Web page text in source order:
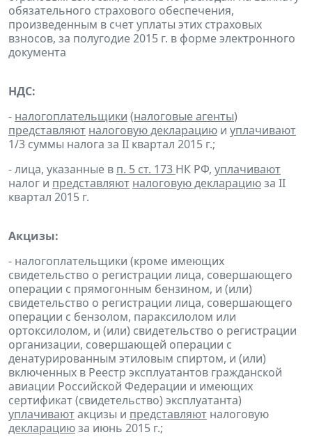
обязательного страхового обеспечения,
произведенным в счет уплаты этих страховых
взносов, за полугодие 2015 г. в форме электронного
документа
НДС:
- налогоплательщики (налоговые агенты)
представляют налоговую декларацию и уплачивают
1/3 суммы налога за II квартал 2015 г.;
- лица, указанные в п. 5 ст. 173 НК РФ, уплачивают
налог и представляют налоговую декларациюза II
квартал 2015 г.
Акцизы:
- налогоплательщики (кроме имеющих
свидетельство о регистрации лица, совершающего
операции с прямогонным бензином, и (или)
свидетельство о регистрации лица, совершающего
операции с бензолом, параксилолом или
ортоксилолом, и (или) свидетельство о регистрации
организации, совершающей операции с
денатурированным этиловым спиртом, и (или)
включенных в Реестр эксплуатантов гражданской
авиации Российской Федерации и имеющих
сертификат (свидетельство) эксплуатанта)
уплачиваютакцизы и представляют налоговую
декларациюза июнь 2015 г.;